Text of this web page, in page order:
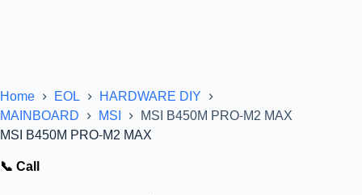
Home EOL
HARDWARE DIY
MAINBOARD
MSI
MSI B450M PRO-M2 MAX
MSI B450M PRO-M2 MAX
📞 Call